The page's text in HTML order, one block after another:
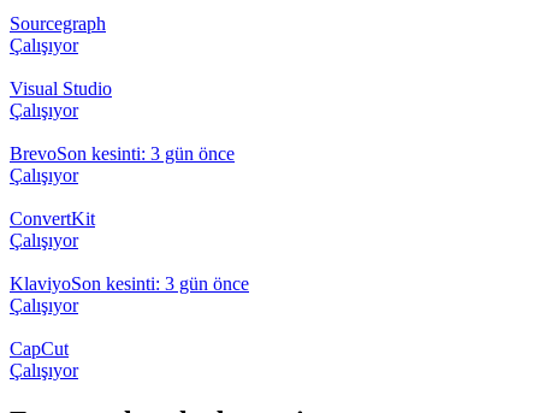
Sourcegraph
Çalışıyor
Visual Studio
Çalışıyor
BrevoSon kesinti: 3 gün önce
Çalışıyor
ConvertKit
Çalışıyor
KlaviyoSon kesinti: 3 gün önce
Çalışıyor
CapCut
Çalışıyor